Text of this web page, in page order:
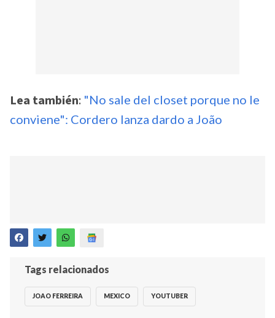
Lea también: "No sale del closet porque no le
conviene": Cordero lanza dardo a João
Tags relacionados
JOAO FERREIRA MEXICO YOUTUBER